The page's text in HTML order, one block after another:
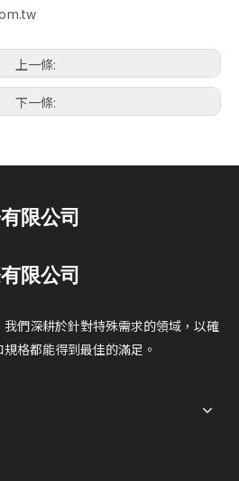
上一條:
下一條:
們深耕於針對特殊需求的領域，以確
格都能得到最佳的滿足。